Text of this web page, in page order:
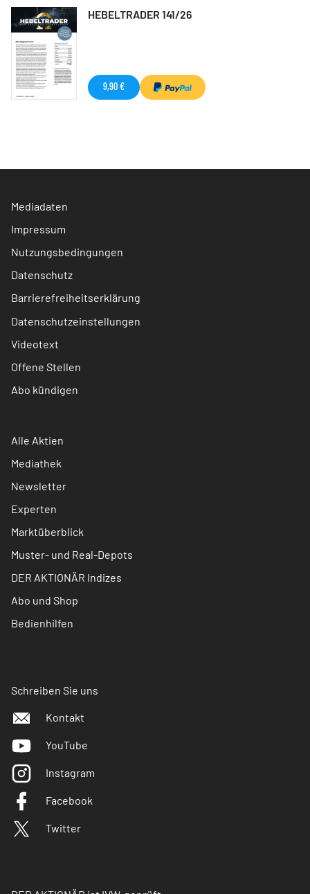
HEBELTRADER 141/26
9,90 €
Mediadaten
Impressum
Nutzungsbedingungen
Datenschutz
Barrierefreiheitserklärung
Datenschutzeinstellungen
Videotext
Offene Stellen
Abo kündigen
Alle Aktien
Mediathek
Newsletter
Experten
Marktüberblick
Muster- und Real-Depots
DER AKTIONÄR Indizes
Abo und Shop
Bedienhilfen
Schreiben Sie uns
Kontakt
YouTube
Instagram
Facebook
Twitter